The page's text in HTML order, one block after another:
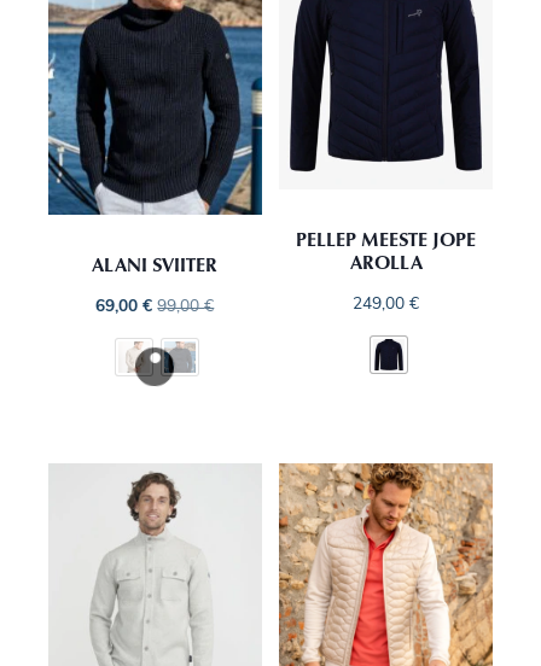
ALANI SVIITER
69,00€ 99,00€
PELLEP MEESTE JOPE
AROLLA
249,00€